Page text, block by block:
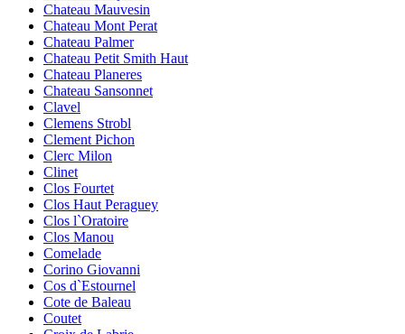
Chateau Mauvesin
Chateau Mont Perat
Chateau Palmer
Chateau Petit Smith Haut
Chateau Planeres
Chateau Sansonnet
Clavel
Clemens Strobl
Clement Pichon
Clerc Milon
Clinet
Clos Fourtet
Clos Haut Peraguey
Clos l`Oratoire
Clos Manou
Comelade
Corino Giovanni
Cos d`Estournel
Cote de Baleau
Coutet